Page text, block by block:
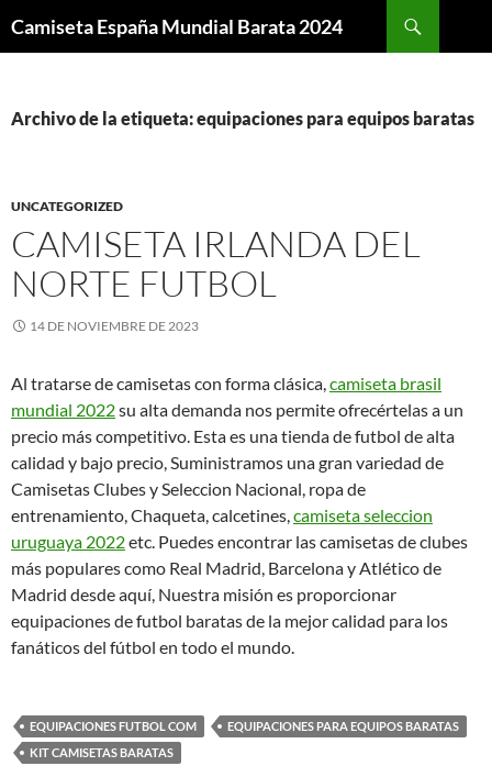
Camiseta España Mundial Barata 2024
Archivo de la etiqueta: equipaciones para equipos baratas
UNCATEGORIZED
CAMISETA IRLANDA DEL
NORTE FUTBOL
14 DE NOVIEMBRE DE 2023
Al tratarse de camisetas con forma clásica,camiseta brasil
mundial 2022su alta demanda nos permite ofrecértelas a un
precio más competitivo. Esta es una tienda de futbol de alta
calidad y bajo precio, Suministramos una gran variedad de
Camisetas Clubes y Seleccion Nacional, ropa de
entrenamiento, Chaqueta, calcetines,camiseta seleccion
uruguaya 2022etc. Puedes encontrar las camisetas de clubes
más populares como Real Madrid, Barcelona y Atlético de
Madrid desde aquí, Nuestra misión es proporcionar
equipaciones de futbol baratas de la mejor calidad para los
fanáticos del fútbol en todo el mundo.
EQUIPACIONES FUTBOL COM
EQUIPACIONES PARA EQUIPOS BARATAS
KIT CAMISETAS BARATAS